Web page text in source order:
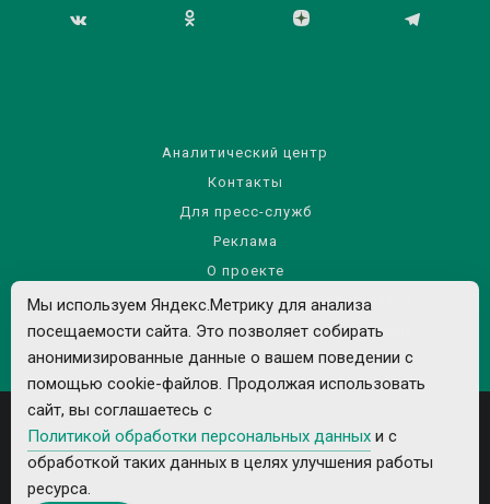
Аналитический центр
Контакты
Для пресс-служб
Реклама
О проекте
Правила использования материалов сайта
Политика обработки персональных данных
Мы используем Яндекс.Метрику для анализа
посещаемости сайта. Это позволяет собирать
анонимизированные данные о вашем поведении с
помощью cookie-файлов. Продолжая использовать
сайт, вы соглашаетесь с
Политикой обработки персональных данных и с
обработкой таких данных в целях улучшения работы
ресурса.